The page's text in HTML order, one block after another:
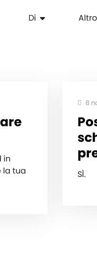
Di Altro
in
la tua
8
SÌ.